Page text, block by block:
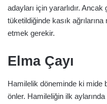
adayları için yararlıdır.
tüketildiğinde kasık
etmek gerekir.
Elma Çayı
Hamilelik döneminde ki mide
önler. Hamileliğin ilk